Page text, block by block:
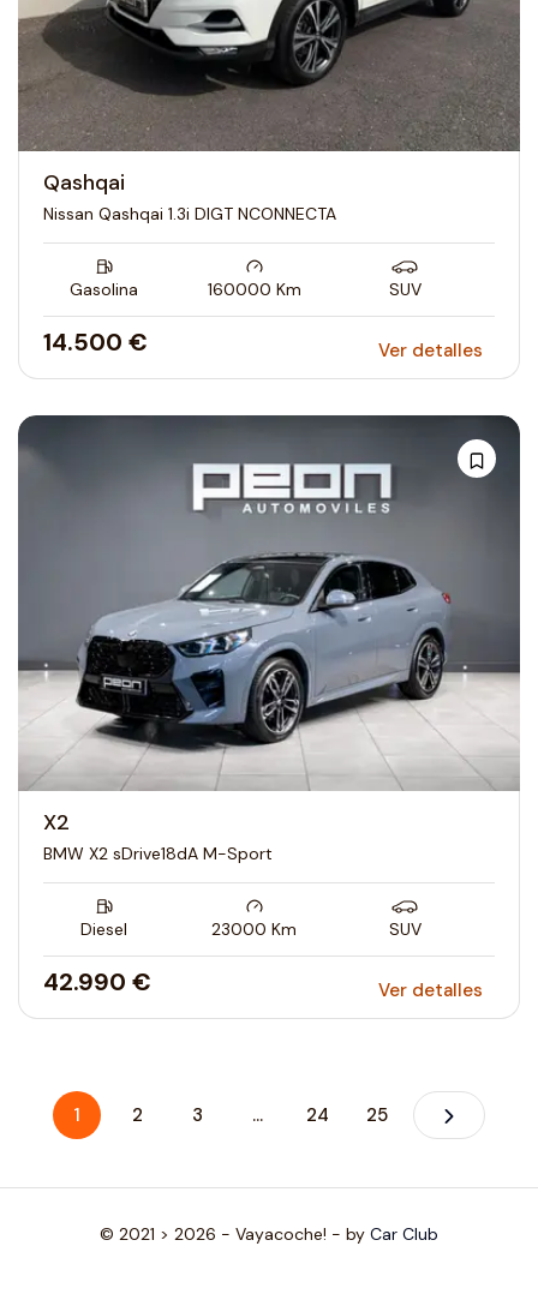
Qashqai
Nissan Qashqai 1.3i DIGT NCONNECTA
Gasolina 160000 Km SUV
14.500 € Ver detalles
X2
BMW X2 sDrive18dA M-Sport
Diesel 23000 Km SUV
42.990 € Ver detalles
1 2 3 ... 24 25
© 2021 > 2026 - Vayacoche! - by Car Club